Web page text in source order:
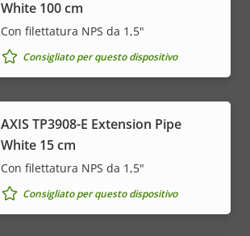
White 100 cm
Con filettatura NPS da 1,5"
Consigliato per questo dispositivo
AXIS TP3908-E Extension Pipe
White 15 cm
Con filettatura NPS da 1,5"
Consigliato per questo dispositivo